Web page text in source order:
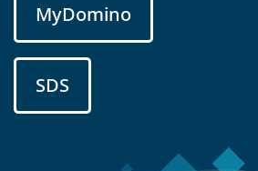
MyDomino
SDS